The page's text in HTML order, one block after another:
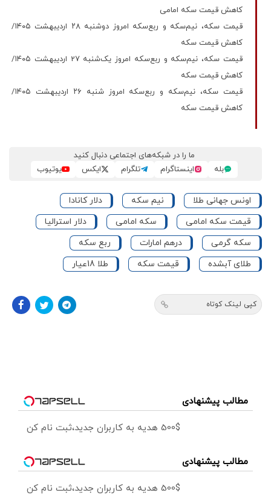
کاهش قیمت سکه امامی
قیمت سکه، نیم‌سکه و ربع‌سکه امروز دوشنبه ۲۸ اردیبهشت ۱۴۰۵/
کاهش قیمت سکه
قیمت سکه، نیم‌سکه و ربع‌سکه امروز یک‌شنبه 27 اردیبهشت ۱۴۰۵/
کاهش قیمت سکه
قیمت سکه، نیم‌سکه و ربع‌سکه امروز شنبه ۲۶ اردیبهشت ۱۴۰۵/
کاهش قیمت سکه
ما را در شبکه‌های اجتماعی دنبال کنید
بله
اینستاگرام تلگرام ایکس یوتیوب
اونس جهانی طلا نیم سکه
دلار کانادا
قیمت سکه امامی
سکه امامی
دلار استرالیا
سکه گرمی
درهم امارات
ربع سکه
طلای آبشده
قیمت سکه طلا 18عیار
کپی لینک کوتاه
مطالب پیشنهادی
500$ هدیه به کاربران جدید،ثبت نام کن
مطالب پیشنهادی
500$ هدیه به کاربران جدید،ثبت نام کن